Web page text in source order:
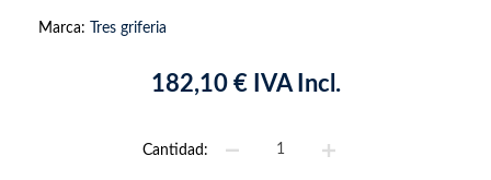
Marca: Tres griferia
182,10 € IVA Incl.
Cantidad: